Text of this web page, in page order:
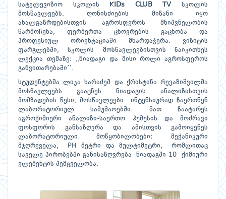
სატელევიზიო სკოლის KIDs CLUB TV სკოლის
მოსწავლეებს. ღონისძიების მიზანი იყო
ახალგაზრდებისთვის აგროსფეროს მნიშვნელობის
წარმოჩენა, ფერმერთა ცხოვრების გაცნობა და
პროფესიულ ორიენტაციაში მხარდაჭერა. ვიზიტის
ფარგლებში, სკოლის მოსწავლეებისთვის წაიკითხეს
ლექცია თემაზე: ,,ნიადაგი და მისი როლი აგროსფეროს
განვითარებაში’’.
სტუდენტებმა ლიკა ხარაძემ და ქრისტინა რევაზიშვილმა
მოსწავლეებს გააცნეს ნიადაგის ანალიზისთვის
მომზადების წესი, მოსწავლეები ინტენსიურად ჩაერთნენ
ლაბორატორიულ სამუშაოებში. მათ ჩაატარეს
აგროქიმიური ანალიზი-საერთო ჰუმუსის და მოძრავი
ფოსფორის განსაზღვრა და ამისთვის გამოიყენეს
ლაბორატორიული მოწყობილობები: მექანიკური
მჯღრეველა, PH მეტრი და მულტიმეტრი, რომლითაც
საველე პირობებში განისაზღვრება ნიადაგში 10 ქიმიური
ელემენტის შემცველობა.